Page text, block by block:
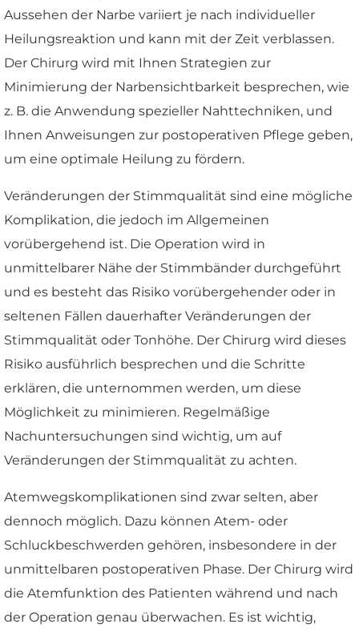
Aussehen der Narbe variiert je nach individueller
Heilungsreaktion und kann mit der Zeit verblassen.
Der Chirurg wird mit Ihnen Strategien zur
Minimierung der Narbensichtbarkeit besprechen, wie
z. B. die Anwendung spezieller Nahttechniken, und
Ihnen Anweisungen zur postoperativen Pflege geben,
um eine optimale Heilung zu fördern.
Veränderungen der Stimmqualität sind eine mögliche
Komplikation, die jedoch im Allgemeinen
vorübergehend ist. Die Operation wird in
unmittelbarer Nähe der Stimmbänder durchgeführt
und es besteht das Risiko vorübergehender oder in
seltenen Fällen dauerhafter Veränderungen der
Stimmqualität oder Tonhöhe. Der Chirurg wird dieses
Risiko ausführlich besprechen und die Schritte
erklären, die unternommen werden, um diese
Möglichkeit zu minimieren. Regelmäßige
Nachuntersuchungen sind wichtig, um auf
Veränderungen der Stimmqualität zu achten.
Atemwegskomplikationen sind zwar selten, aber
dennoch möglich. Dazu können Atem- oder
Schluckbeschwerden gehören, insbesondere in der
unmittelbaren postoperativen Phase. Der Chirurg wird
die Atemfunktion des Patienten während und nach
der Operation genau überwachen. Es ist wichtig,